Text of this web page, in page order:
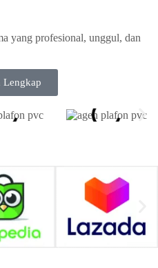
yang profesional, unggul, dan
Lengkap